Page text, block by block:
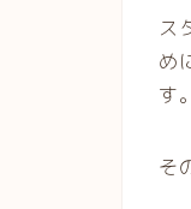
ス
め
す。
そ